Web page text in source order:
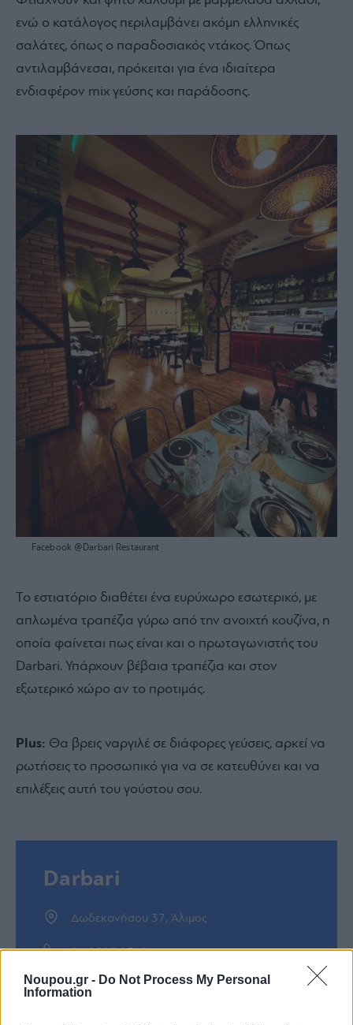
Noupou.gr - Do Not Process My Personal
Information
ενώ ο κατάλογος περιλαμβάνει ακόμη ελληνικές
σαλάτες, όπως ο παραδοσιακός ντάκος. Όπως
αντιλαμβάνεσαι, πρόκειται για ένα ιδιαίτερα
ενδιαφέρον mix γεύσης και παράδοσης.
Facebook @Darbari Restaurant
Το εστιατόριο διαθέτει ένα ευρύχωρο εσωτερικό, με
απλωμένα τραπέζια γύρω από την ανοιχτή κουζίνα, η
οποία φαίνεται πως είναι και ο πρωταγωνιστής του
Darbari. Υπάρχουν βέβαια τραπέζια και στον
εξωτερικό χώρο αν το προτιμάς.
Plus: Θα βρεις ναργιλέ σε διάφορες γεύσεις, αρκεί να
ρωτήσεις το προσωπικό για να σε κατευθύνει και να
επιλέξεις αυτή του γούστου σου.
Darbari
Δωδεκανήσου 37, Άλιμος
21 0993 8318
Facebook